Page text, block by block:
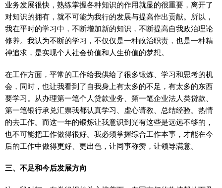
业务发展很快，熟练掌握各种知识的作用就显的很重要，离开了
对知识的拥有，就不可能为我行的发展与提高作出贡献。所以，
我在平时的学习中，不断增加新的知识，不断提高自我政治理论
修养。我认为不断的学习，不仅仅是一种政治职责，也是一种精
神追求，是实现个人社会价值和人生价值的梦想。
在工作方面，平常的工作给我供给了很多锻炼、学习和思考的机
会，同时，也让我看到了自我身上有太多的不足，有太多的东西
要学习。从办理第一笔个人贷款业务、第一笔企业法人类贷款、
第一笔银行承兑汇票我都认真学习、虚心请教、总结经验。热情
的去工作。而这一年的锻炼让我意识到光有这些是远远不够的，
也不可能把工作做得很好。我必须掌握综合工作本事，才能在今
后的工作中做得更好、更出色，让同事称赞，让领导满意。
三、不足和今后发展方向